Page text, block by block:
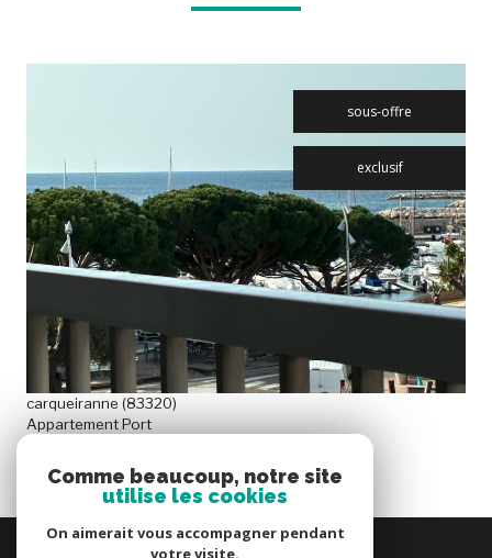
sous-offre
exclusif
VOIR LE BIEN
carqueiranne (83320)
Appartement Port
se
Comme beaucoup, notre site
utilise les cookies
On aimerait vous accompagner pendant
votre visite.